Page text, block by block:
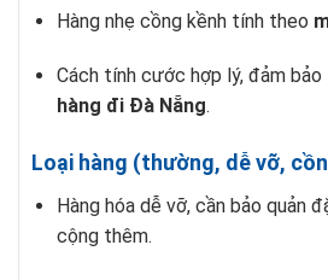
Hàng nhẹ cồng kềnh tính theo
Cách tính cước hợp lý, đảm
hàng đi Đà Nẵng.
Loại hàng (thường, dễ vỡ,
Hàng hóa dễ vỡ, cần bảo quản
cộng thêm.